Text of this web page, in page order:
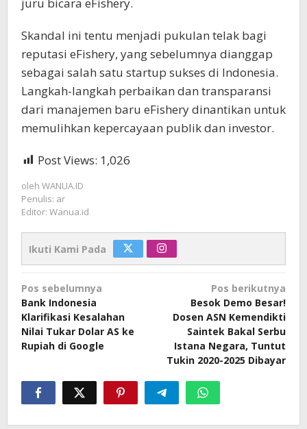
Skandal ini tentu menjadi pukulan telak bagi
reputasi eFishery, yang sebelumnya dianggap
sebagai salah satu startup sukses di Indonesia.
Langkah-langkah perbaikan dan transparansi
dari manajemen baru eFishery dinantikan untuk
memulihkan kepercayaan publik dan investor.
Post Views: 1,026
oleh WANUA.ID
Penulis: ar
Editor: Wanua.id
Ikuti Kami Pada
Navigasi
pos
Pos sebelumnya
Bank Indonesia
Klarifikasi Kesalahan
Nilai Tukar Dolar AS ke
Rupiah di Google
Pos berikutnya
Besok Demo Besar!
Dosen ASN Kemendikti
Saintek Bakal Serbu
Istana Negara, Tuntut
Tukin 2020-2025 Dibayar